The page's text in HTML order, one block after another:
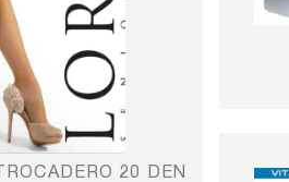
TROCADERO 20 DEN